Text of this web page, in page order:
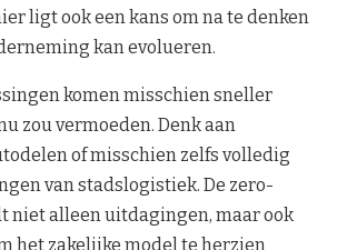
ligt ook een kans om na te denken
kan evolueren.
komen misschien sneller
zou vermoeden. Denk aan
of misschien zelfs volledig
van stadslogistiek. De zero-
niet alleen uitdagingen, maar ook
het zakelijke model te herzien